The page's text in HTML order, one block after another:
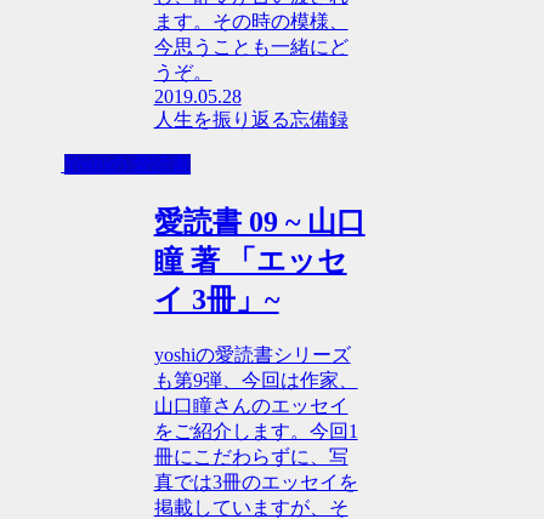
ます。その時の模様、
今思うことも一緒にど
うぞ。
2019.05.28
人生を振り返る忘備録
Yoshiの 愛読書
愛読書 09 ~ 山口
瞳 著 「エッセ
イ 3冊」~
yoshiの愛読書シリーズ
も第9弾、今回は作家、
山口瞳さんのエッセイ
をご紹介します。今回1
冊にこだわらずに、写
真では3冊のエッセイを
掲載していますが、そ